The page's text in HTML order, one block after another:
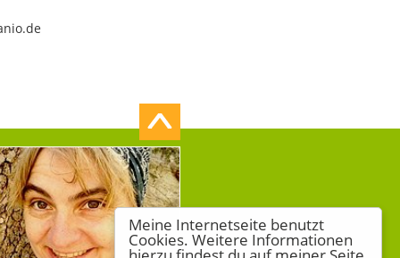
Meine Internetseite benutzt
Cookies. Weitere Informationen